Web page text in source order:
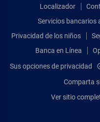
Localizador
Servicios bancarios
Privacidad de los niños
Banca en Línea
Sus opciones de privacidad
Ver sitio